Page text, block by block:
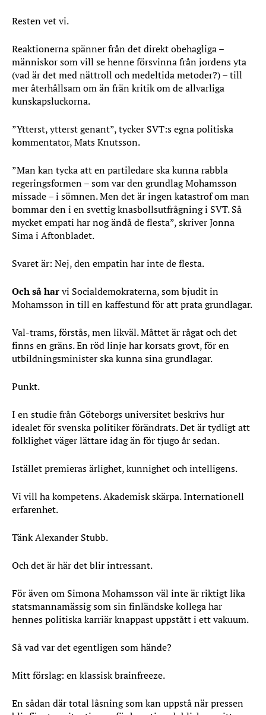
Resten vet vi.
Reaktionerna spänner från det direkt obehagliga –
människor som vill se henne försvinna från jordens yta
(vad är det med nättroll och medeltida metoder?) – till
mer återhållsam om än frän kritik om de allvarliga
kunskapsluckorna.
”Ytterst, ytterst genant”, tycker SVT:s egna politiska
kommentator, Mats Knutsson.
”Man kan tycka att en partiledare ska kunna rabbla
regeringsformen – som var den grundlag Mohamsson
missade – i sömnen. Men det är ingen katastrof om man
bommar den i en svettig knasbollsutfrågning i SVT. Så
mycket empati har nog ändå de flesta”, skriver Jonna
Sima i Aftonbladet.
Svaret är: Nej, den empatin har inte de flesta.
Och så harvi Socialdemokraterna, som bjudit in
Mohamsson in till en kaffestund för att prata grundlagar.
Val-trams, förstås, men likväl. Måttet är rågat och det
finns en gräns. En röd linje har korsats grovt, för en
utbildningsminister ska kunna sina grundlagar.
Punkt.
I en studie från Göteborgs universitet beskrivs hur
idealet för svenska politiker förändrats. Det är tydligt att
folklighet väger lättare idag än för tjugo år sedan.
Istället premieras ärlighet, kunnighet och intelligens.
Vi vill ha kompetens. Akademisk skärpa. Internationell
erfarenhet.
Tänk Alexander Stubb.
Och det är här det blir intressant.
För även om Simona Mohamsson väl inte är riktigt lika
statsmannamässig som sin finländske kollega har
hennes politiska karriär knappast uppstått i ett vakuum.
Så vad var det egentligen som hände?
Mitt förslag: en klassisk brainfreeze.
En sådan där total låsning som kan uppstå när pressen